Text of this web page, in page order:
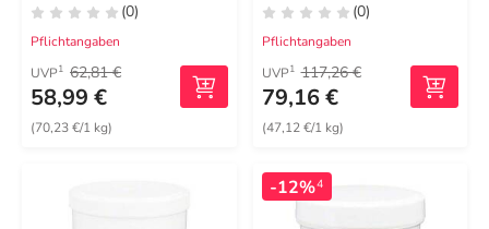
(0)
Pflichtangaben
UVP1 62,81 €
58,99 €
(70,23 €/1 kg)
(0)
Pflichtangaben
UVP1 117,26 €
79,16 €
(47,12 €/1 kg)
-12%4